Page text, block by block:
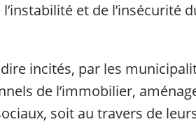
et de l’insécurité
incités, par les
de l’immobilier,
soit au travers de